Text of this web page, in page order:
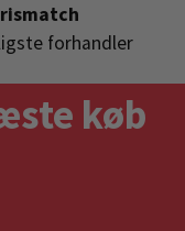
forhandler
køb